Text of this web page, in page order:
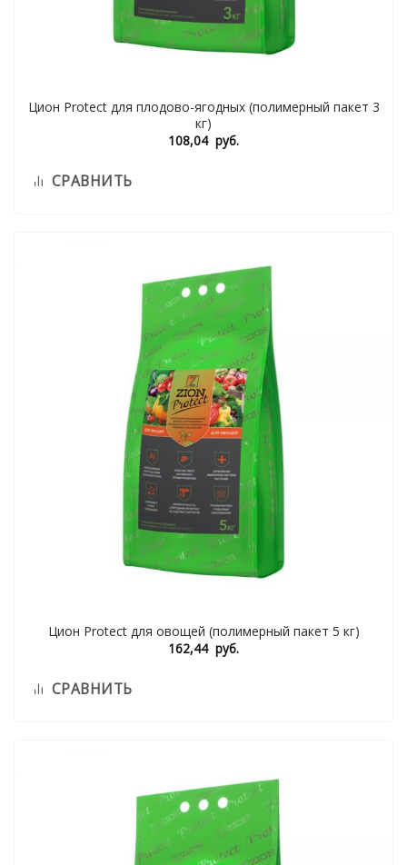
Цион Protect для плодово-ягодных (полимерный пакет 3
кг)
108,04 руб.
СРАВНИТЬ
Цион Protect для овощей (полимерный пакет 5 кг)
162,44 руб.
СРАВНИТЬ